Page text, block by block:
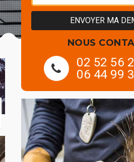
NOUS
02 52 56
06 44 99